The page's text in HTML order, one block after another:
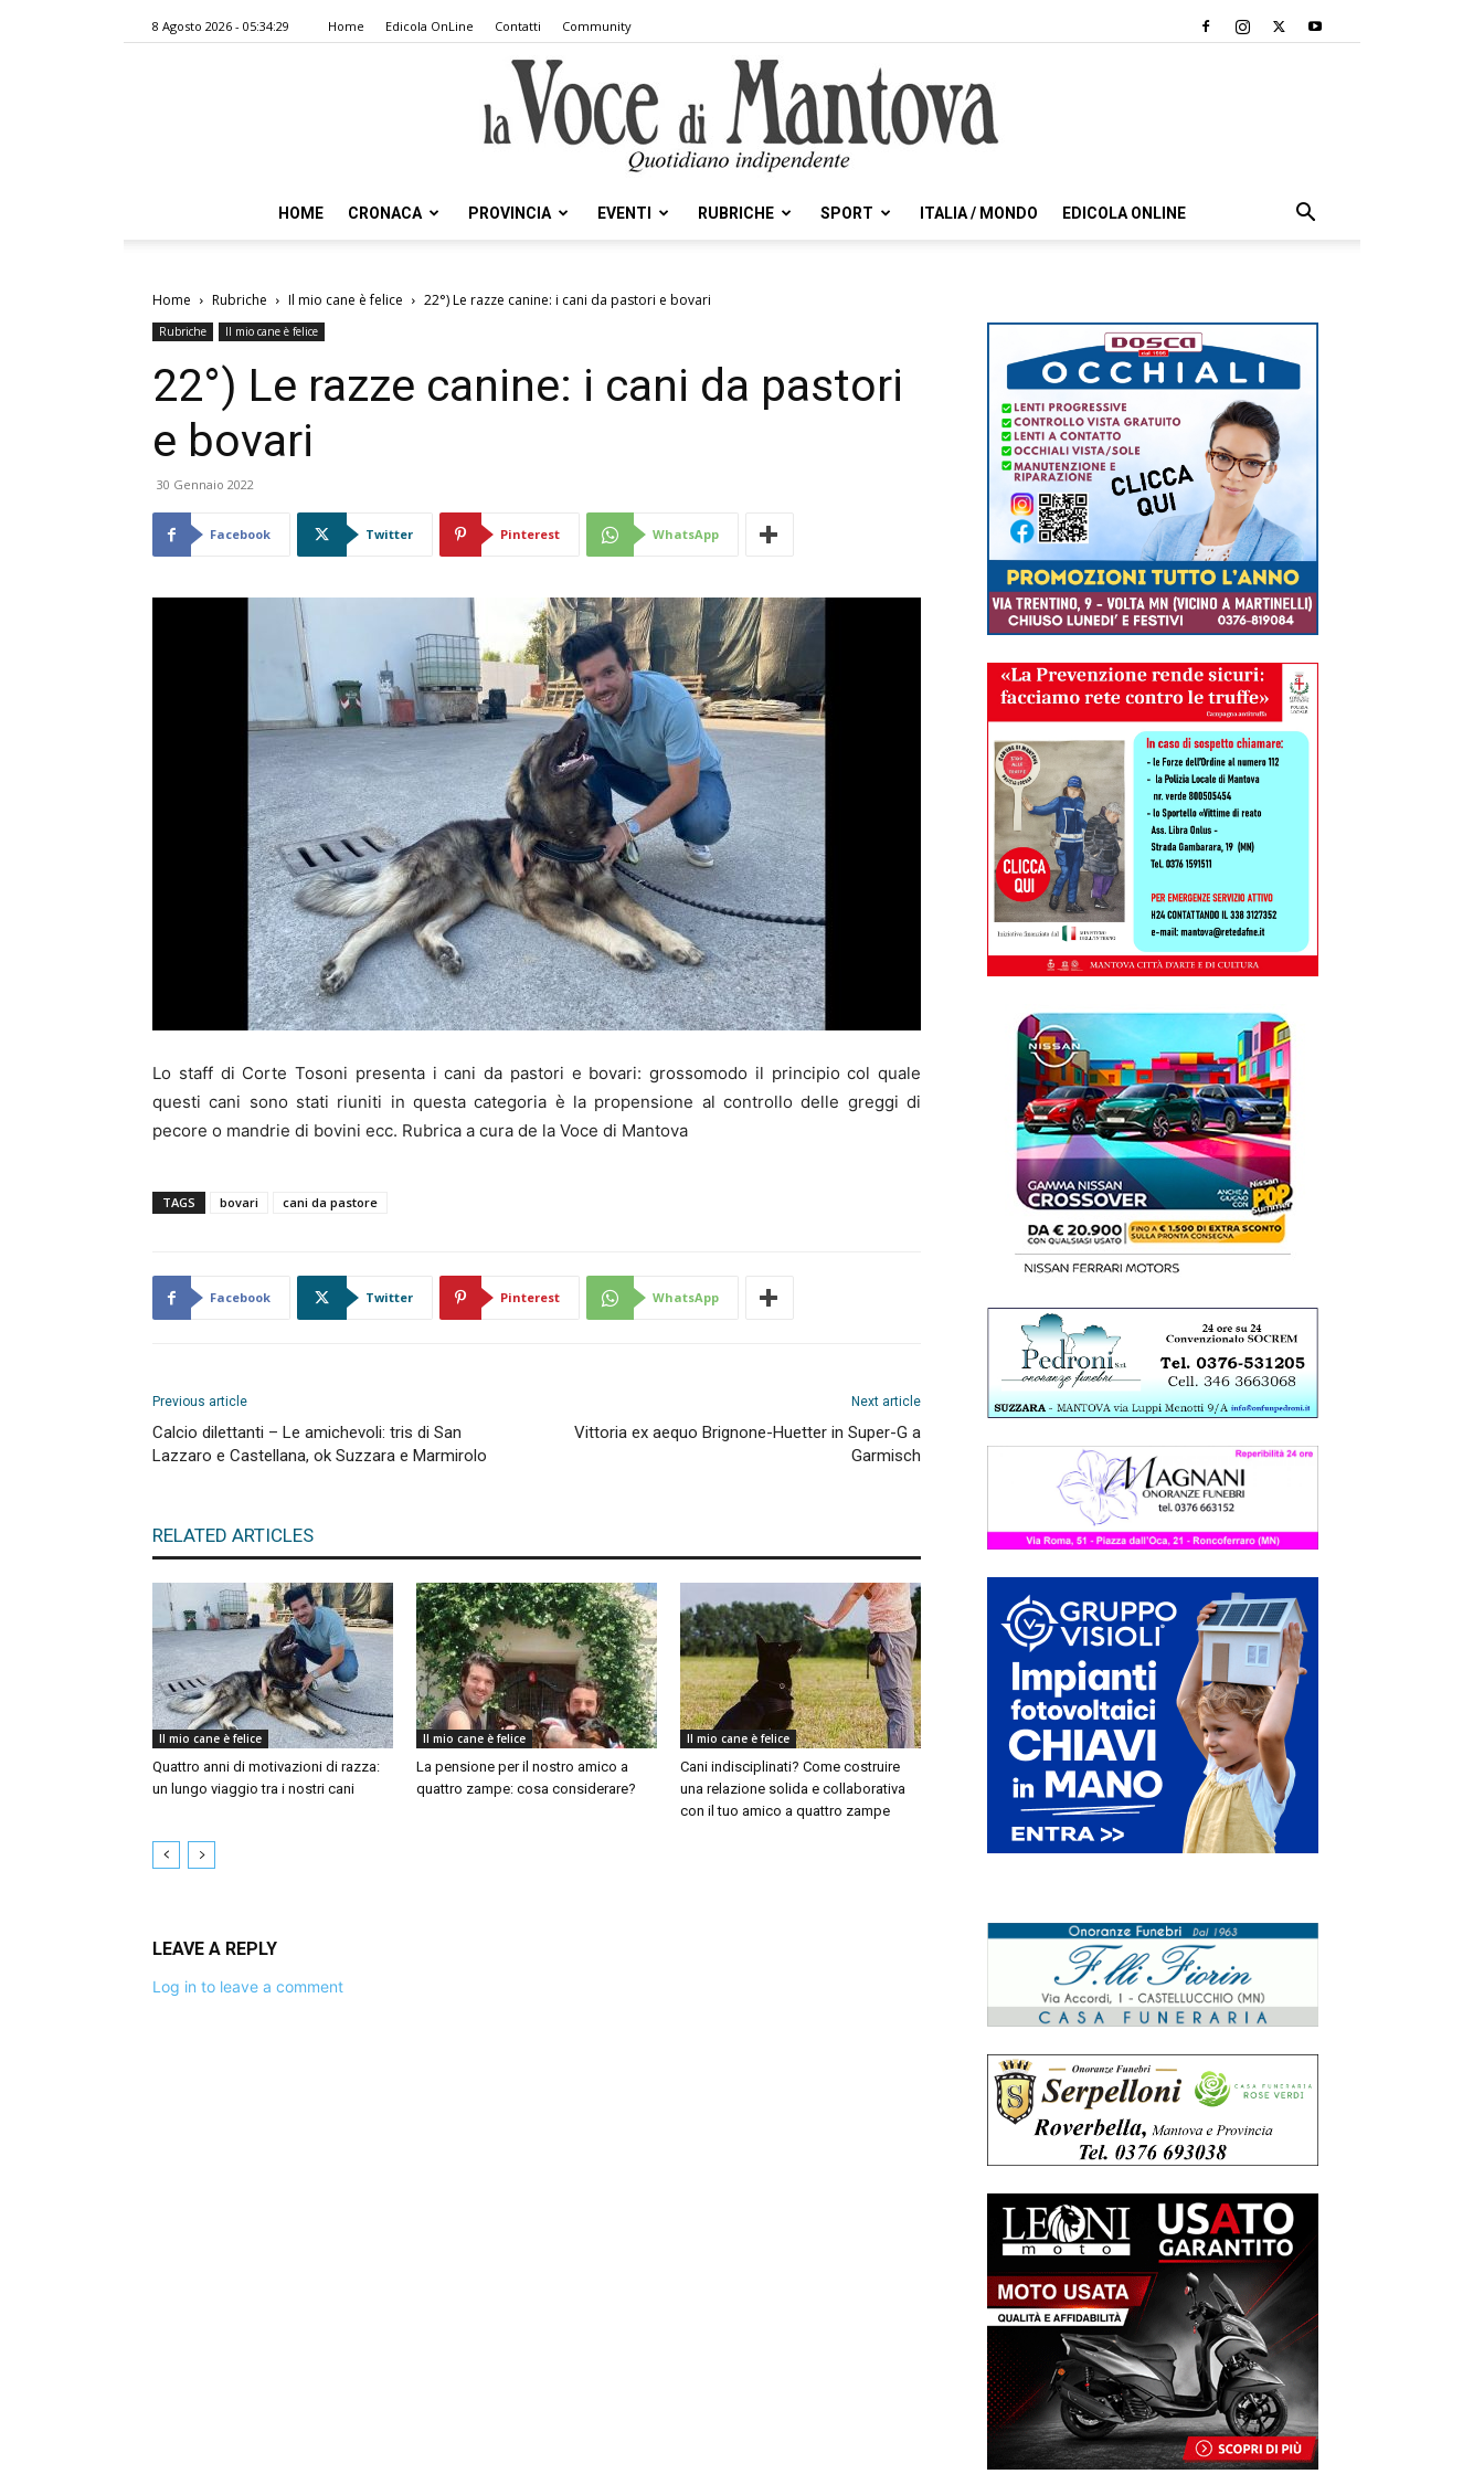
8 Agosto 2026 - 05:34:29 Home Edicola OnLine Contatti Community
Voce
Mantova
HOME CRONACA PROVINCIA EVENTI RUBRICHE SPORT ITALIA / MONDO EDICOLA ONLINE
Home Rubriche Il mio cane è felice 22°) Le razze canine: i cani da pastori e bovari
Rubriche Il mio cane è felice
22°) Le razze canine: i cani da pastori
e bovari
30 Gennaio 2022
Facebook Twitter Pinterest WhatsApp
Lo staff di Corte Tosoni presenta i cani da pastori e bovari: grossomodo il principio col quale
questi cani sono stati riuniti in questa categoria è la propensione al controllo delle greggi di
pecore o mandrie di bovini ecc. Rubrica a cura de la Voce di Mantova
TAGS bovari cani da pastore
Facebook Twitter Pinterest WhatsApp
Previous article
Calcio dilettanti – Le amichevoli: tris di San
Lazzaro e Castellana, ok Suzzara e Marmirolo
Next article
Vittoria ex aequo Brignone-Huetter in Super-G a
Garmisch
RELATED ARTICLES
Il mio cane è felice
Quattro anni di motivazioni di razza:
un lungo viaggio tra i nostri cani
Il mio cane è felice
La pensione per il nostro amico a
quattro zampe: cosa considerare?
Il mio cane è felice
Cani indisciplinati? Come costruire
una relazione solida e collaborativa
con il tuo amico a quattro zampe
LEAVE A REPLY
Log in to leave a comment